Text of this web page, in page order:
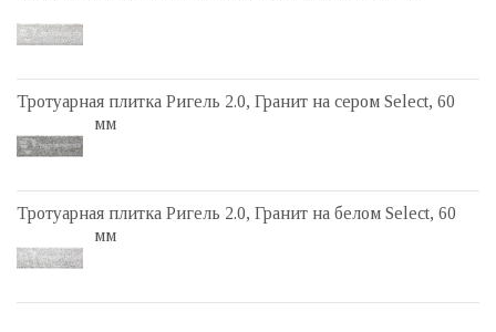
Тротуарная плитка Ригель 2.0, Гранит на сером Select, 60
мм
Тротуарная плитка Ригель 2.0, Гранит на белом Select, 60
мм